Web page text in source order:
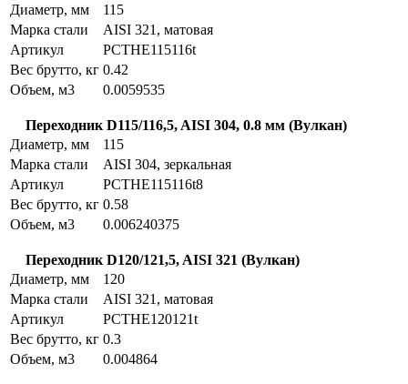
Диаметр, мм
115
Марка стали
AISI 321, матовая
Артикул
PCTHE115116t
Вес брутто, кг 0.42
Объем, м3
0.0059535
Переходник D115/116,5, AISI 304, 0.8 мм (Вулкан)
Диаметр, мм
115
Марка стали
AISI 304, зеркальная
Артикул
PCTHE115116t8
Вес брутто, кг 0.58
Объем, м3
0.006240375
Переходник D120/121,5, AISI 321 (Вулкан)
Диаметр, мм
120
Марка стали
AISI 321, матовая
Артикул
PCTHE120121t
Вес брутто, кг 0.3
Объем, м3
0.004864